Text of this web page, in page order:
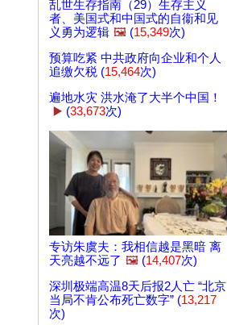
乱世生存指南（29）生存主义
者、美国式和中国式的自衞和见
义勇为逻辑 🖼️ (15,349次)
预算吃紧 中共政府向企业和个人
追缴欠税 (15,464次)
遍地水灾 洪水淹了大半个中国！
▶️ (33,673次)
专访朱虞夫：我相信越是黑暗 离
天亮越不远了 🖼️ (14,407次)
深圳极端高温8天后报2人亡 “北京
当局不肯公布死亡数字” (13,217
次)